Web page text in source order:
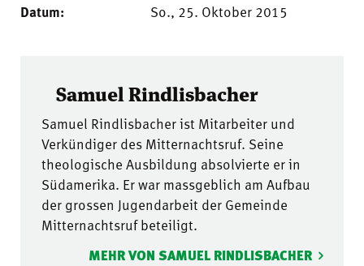
Datum: So., 25. Oktober 2015
Samuel Rindlisbacher
Samuel Rindlisbacher ist Mitarbeiter und
Verkündiger des Mitternachtsruf. Seine
theologische Ausbildung absolvierte er in
Südamerika. Er war massgeblich am Aufbau
der grossen Jugendarbeit der Gemeinde
Mitternachtsruf beteiligt.
MEHR VON SAMUEL RINDLISBACHER